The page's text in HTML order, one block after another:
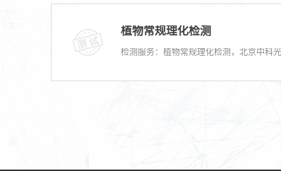
植物常规理化检测